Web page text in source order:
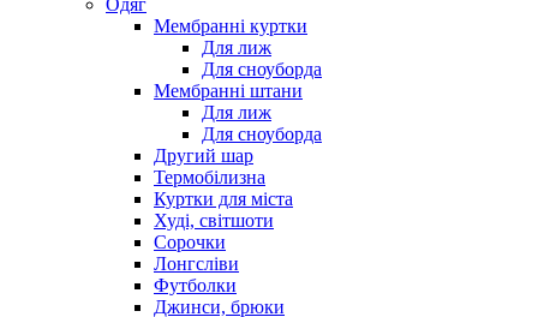
Мембранні куртки
Для лиж
Для сноуборда
Мембранні штани
Для лиж
Для сноуборда
Другий шар
Термобілизна
Куртки для міста
Худі, світшоти
Сорочки
Лонгсліви
Футболки
Джинси, брюки